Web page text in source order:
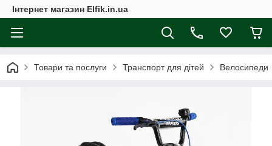
Інтернет магазин Elfik.in.ua
Товари та послуги Транспорт для дітей Велосипеди